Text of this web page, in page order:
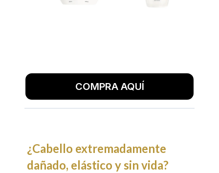
COMPRA AQUÍ
¿Cabello extremadamente
dañado, elástico y sin vida?